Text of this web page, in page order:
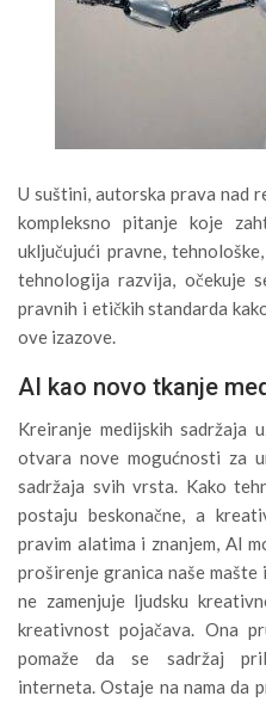
U suštini, autorska prava nad
kompleksno pitanje koje
uključujući pravne,
tehnologija razvija, očekuje
pravnih i etičkih standarda
ove izazove.
AI kao novo tkanje
Kreiranje medijskih sadržaja
otvara nove mogućnosti za
sadržaja svih vrsta. Kako
postaju beskonačne, a
pravim alatima i znanjem, AI
proširenje granica naše
ne zamenjuje ljudsku
kreativnost pojačava. Ona
pomaže da se sadržaj
interneta. Ostaje na nama da